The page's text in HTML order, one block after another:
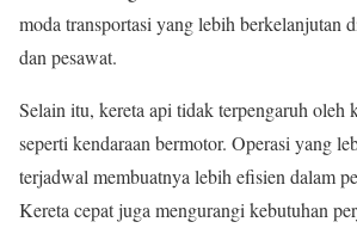
moda transportasi yang lebih berkelanjutan
dan pesawat.
Selain itu, kereta api tidak terpengaruh oleh
seperti kendaraan bermotor. Operasi yang
terjadwal membuatnya lebih efisien dalam
Kereta cepat juga mengurangi kebutuhan